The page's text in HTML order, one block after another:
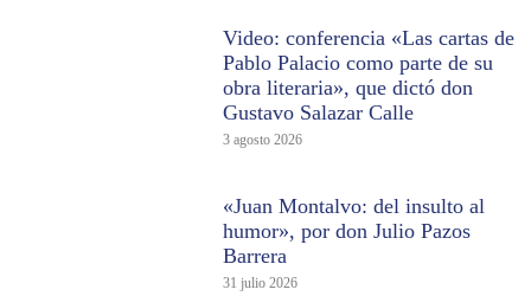
Video: conferencia «Las cartas de
Pablo Palacio como parte de su
obra literaria», que dictó don
Gustavo Salazar Calle
3 agosto 2026
«Juan Montalvo: del insulto al
humor», por don Julio Pazos
Barrera
31 julio 2026